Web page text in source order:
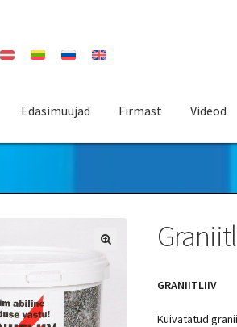
Edasimüüjad Firmast Videod
GRANIITLIIV
Kuivatatud